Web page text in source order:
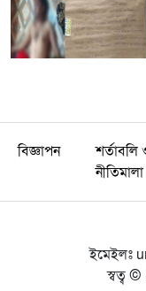
বিজ্ঞাপন
শর্তাবলি
নীতিমালা
ইমেইলঃ
স্বত্ব